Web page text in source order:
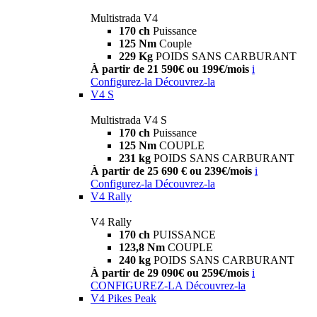
Multistrada V4
170 ch Puissance
125 Nm Couple
229 Kg POIDS SANS CARBURANT
À partir de 21 590€ ou 199€/mois i
Configurez-la Découvrez-la
V4 S
Multistrada V4 S
170 ch Puissance
125 Nm COUPLE
231 kg POIDS SANS CARBURANT
À partir de 25 690 € ou 239€/mois i
Configurez-la Découvrez-la
V4 Rally
V4 Rally
170 ch PUISSANCE
123,8 Nm COUPLE
240 kg POIDS SANS CARBURANT
À partir de 29 090€ ou 259€/mois i
CONFIGUREZ-LA Découvrez-la
V4 Pikes Peak